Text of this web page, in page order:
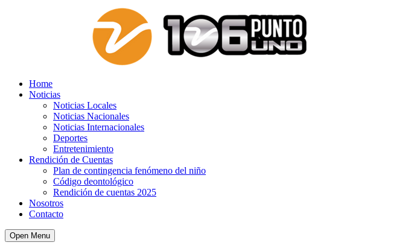
Home
Noticias
Noticias Locales
Noticias Nacionales
Noticias Internacionales
Deportes
Entretenimiento
Rendición de Cuentas
Plan de contingencia fenómeno del niño
Código deontológico
Rendición de cuentas 2025
Nosotros
Contacto
Open Menu